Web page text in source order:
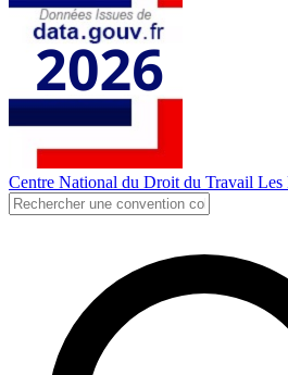
Centre National du Droit du Travail Les